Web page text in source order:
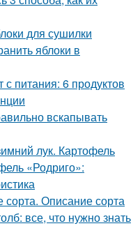
для сушилки
яблоки в
питания: 6 продуктов
вскапывать
лук. Картофель
«Родриго»:
Описание сорта
все, что нужно знать